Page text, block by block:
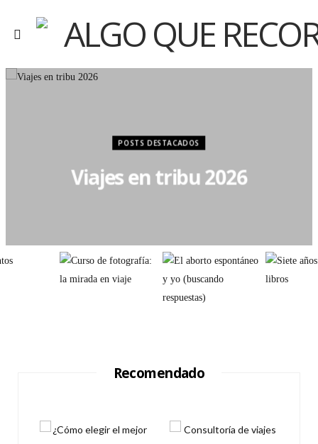
POSTS DESTACADOS
Viajes en tribu 2026
Recomendado